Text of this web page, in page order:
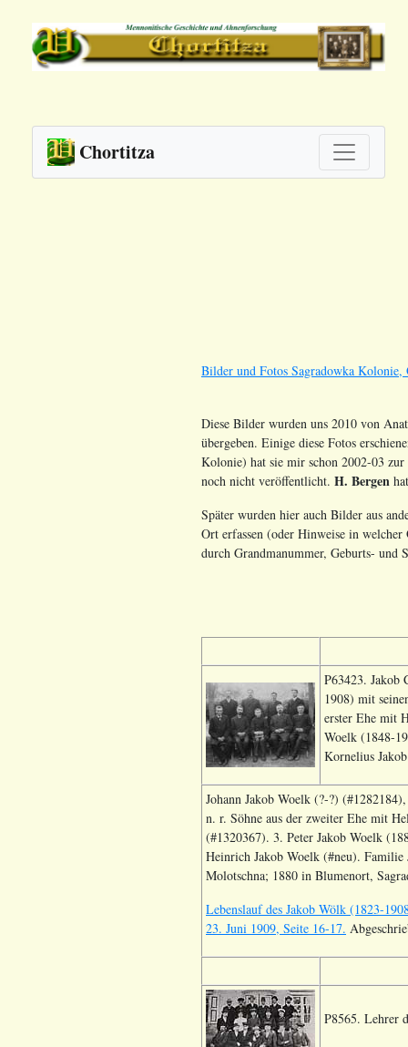
Chortitza
Bilder und Fotos Sagradowka Kolonie,
Diese Bilder wurden uns 2010 von
übergeben. Einige diese Fotos
Kolonie) hat sie mir schon 2002-03
noch nicht veröffentlicht. H. Bergen
Später wurden hier auch Bilder aus
Ort erfassen (oder Hinweise in
durch Grandmanummer, Geburts- und
P63423. Jakob
1908) mit
erster Ehe mit
Woelk (1848-
Kornelius
Johann Jakob Woelk (?-?)
n. r. Söhne aus der zweiter Ehe mit
(#1320367). 3. Peter Jakob Woelk
Heinrich Jakob Woelk (#neu).
Molotschna; 1880 in Blumenort,
Lebenslauf des Jakob Wölk (1823-
23. Juni 1909, Seite 16-17.
P8565. Lehrer